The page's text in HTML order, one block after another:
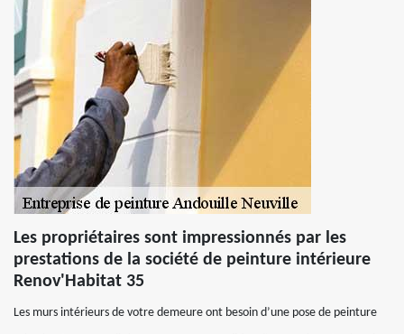
Les propriétaires sont impressionnés par les
prestations de la société de peinture intérieure
Renov'Habitat 35
Les murs intérieurs de votre demeure ont besoin d’une pose de peinture